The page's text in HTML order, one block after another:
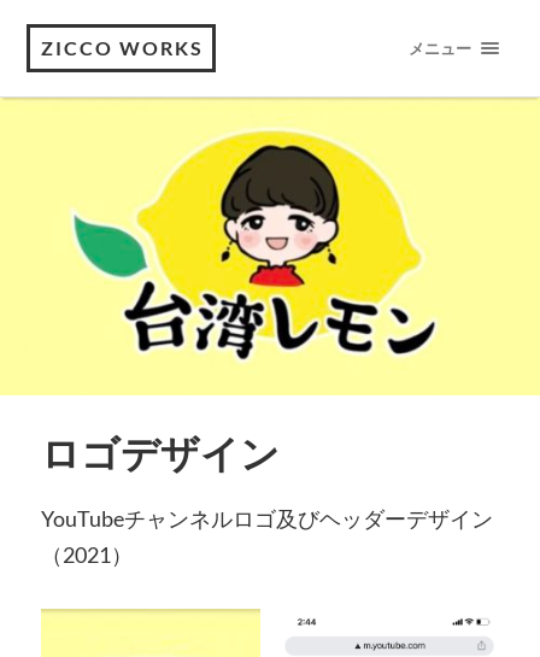
ZICCO WORKS メニュー
ロゴデザイン
YouTubeチャンネルロゴ及びヘッダーデザイン
（2021）